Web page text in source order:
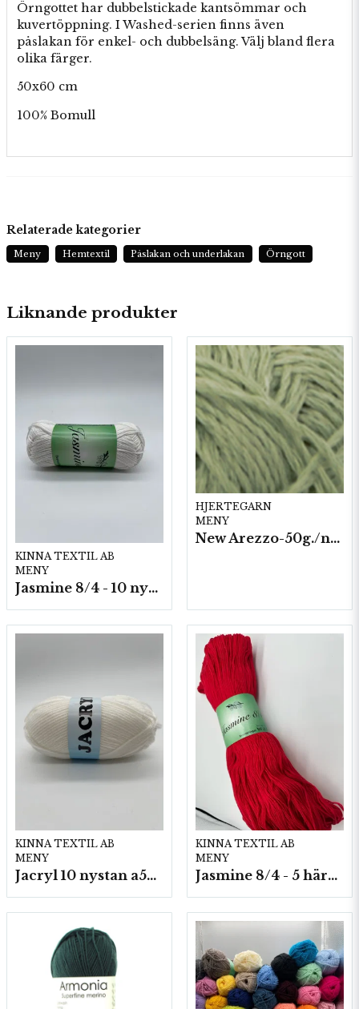
Örngottet har dubbelstickade kantsömmar och
kuvertöppning. I Washed-serien finns även
påslakan för enkel- och dubbelsäng. Välj bland flera
olika färger.
50x60 cm
100% Bomull
Liknande produkter
KINNA TEXTIL AB
MENY
Jasmine 8/4 - 10 nystan a50g./fp.
HJERTEGARN
MENY
New Arezzo-50g./nyst. 10 st/fp.
KINNA TEXTIL AB
MENY
Jacryl 10 nystan a50g./fp.
KINNA TEXTIL AB
MENY
Jasmine 8/4 - 5 härvor a200g./fp.
Relaterade kategorier
Meny Hemtextil Påslakan och underlakan Örngott